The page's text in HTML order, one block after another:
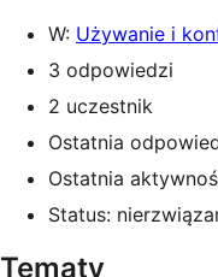
W: Używanie i
3 odpowiedzi
2 uczestnik
Ostatnia
Ostatnia
Status:
Tematy